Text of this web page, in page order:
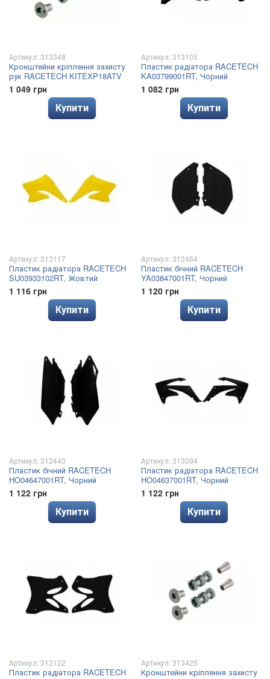
Артикул: 313348
Кронштейни кріплення захисту
рук RACETECH KITEXP18ATV
1 049 грн
Купити
Артикул: 313105
Пластик радіатора RACETECH
KA03799001RT, Чорний
1 082 грн
Купити
Артикул: 313117
Пластик радіатора RACETECH
SU03933102RT, Жовтий
1 116 грн
Купити
Артикул: 312464
Пластик бічний RACETECH
YA03847001RT, Чорний
1 120 грн
Купити
Артикул: 312440
Пластик бічний RACETECH
HO04647001RT, Чорний
1 122 грн
Купити
Артикул: 313094
Пластик радіатора RACETECH
HO04637001RT, Чорний
1 122 грн
Купити
Артикул: 313122
Пластик радіатора RACETECH
Артикул: 313425
Кронштейни кріплення захисту